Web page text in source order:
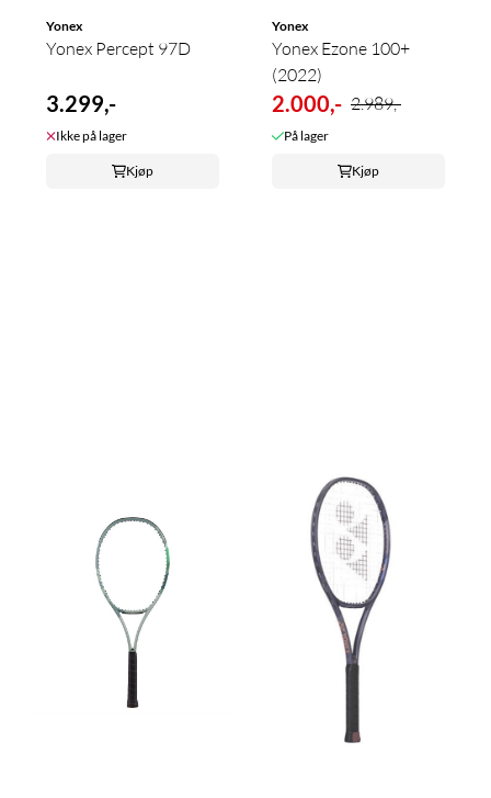
Yonex
Yonex Percept 97D
3.299,-
Ikke på lager
Kjøp
Yonex
Yonex Ezone 100+
(2022)
2.000,- 2.989,-
På lager
Kjøp